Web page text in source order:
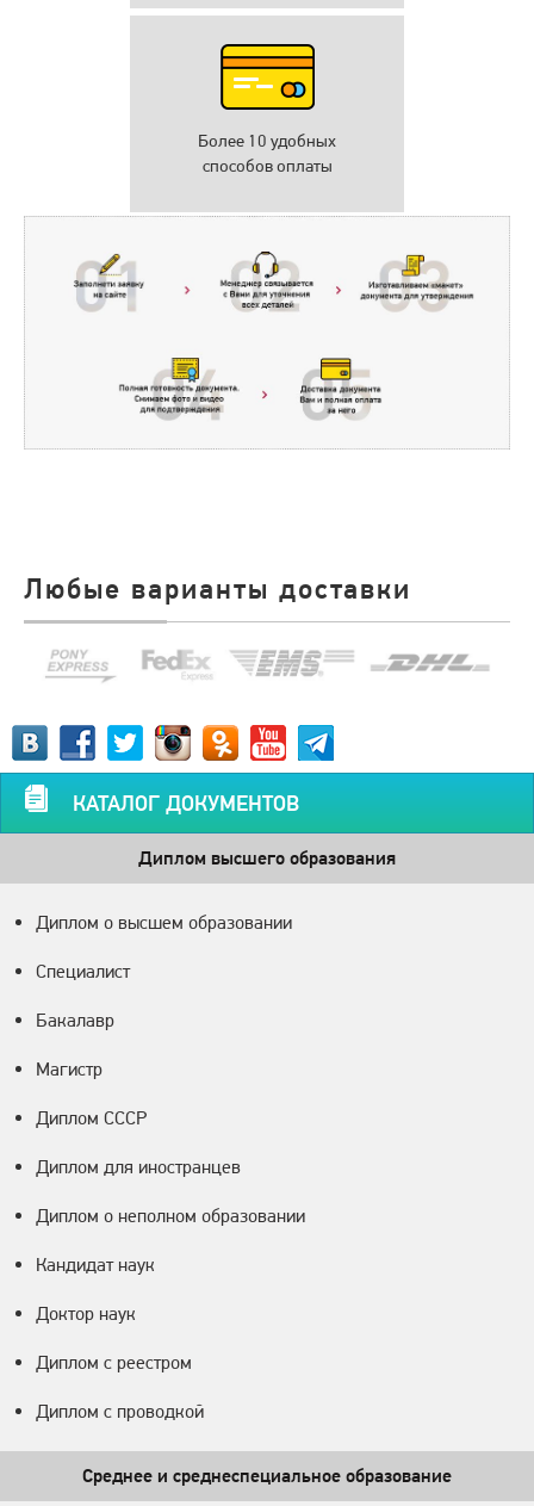
Более 10 удобных
способов оплаты
Любые варианты доставки
КАТАЛОГ ДОКУМЕНТОВ
Диплом высшего образования
Диплом о высшем образовании
Специалист
Бакалавр
Магистр
Диплом СССР
Диплом для иностранцев
Диплом о неполном образовании
Кандидат наук
Доктор наук
Диплом с реестром
Диплом с проводкой
Среднее и среднеспециальное образование